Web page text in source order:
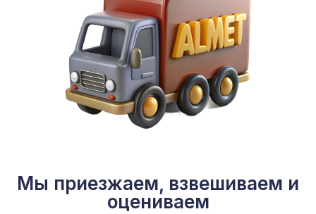
Мы приезжаем, взвешиваем и
оцениваем